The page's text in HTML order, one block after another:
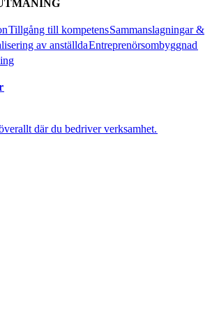
Tillgång till kompetens​​Sammanslagningar &
av anställda​​Entreprenörsombyggnad​​
där du bedriver verksamhet.​​